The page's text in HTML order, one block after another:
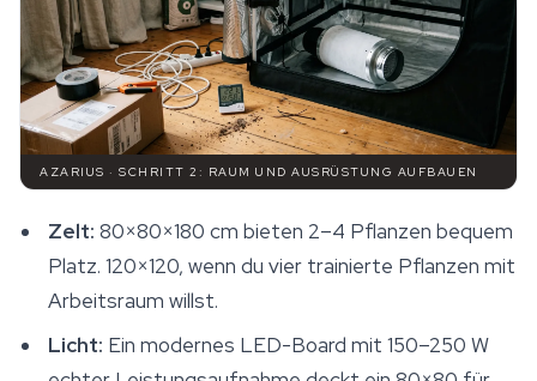
AZARIUS · SCHRITT 2: RAUM UND AUSRÜSTUNG AUFBAUEN
Zelt: 80×80×180 cm bieten 2–4 Pflanzen bequem
Platz. 120×120, wenn du vier trainierte Pflanzen mit
Arbeitsraum willst.
Licht: Ein modernes LED-Board mit 150–250 W